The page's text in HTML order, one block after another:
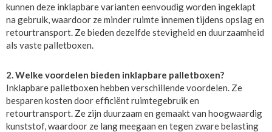
kunnen deze inklapbare varianten eenvoudig worden ingeklapt
na gebruik, waardoor ze minder ruimte innemen tijdens opslag en
retourtransport. Ze bieden dezelfde stevigheid en duurzaamheid
als vaste palletboxen.
2. Welke voordelen bieden inklapbare palletboxen?
Inklapbare palletboxen hebben verschillende voordelen. Ze
besparen kosten door efficiënt ruimtegebruik en
retourtransport. Ze zijn duurzaam en gemaakt van hoogwaardig
kunststof, waardoor ze lang meegaan en tegen zware belasting